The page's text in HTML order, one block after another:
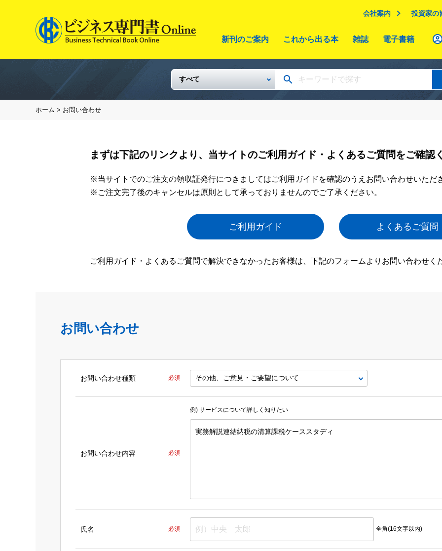
会社案内 投資家の
新刊のご案内 これから出る本 雑誌 電子書籍
ホーム > お問い合わせ
まずは下記のリンクより、当サイトのご利用ガイド・よくあるご質問をご確認
※当サイトでのご注文の領収証発行につきましてはご利用ガイドを確認のうえお問い合わせいただ
※ご注文完了後のキャンセルは原則として承っておりませんのでご了承ください。
ご利用ガイド よくあるご質問
ご利用ガイド・よくあるご質問で解決できなかったお客様は、下記のフォームよりお問い合わせく
お問い合わせ
お問い合わせ種類 必須
お問い合わせ内容 必須
例) サービスについて詳しく知りたい
氏名 必須 全角(16文字以内)